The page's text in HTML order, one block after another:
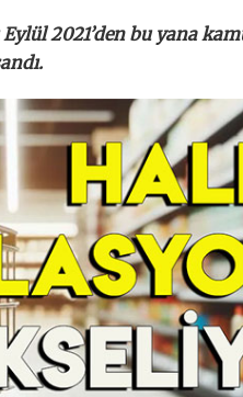
2021’den bu yana